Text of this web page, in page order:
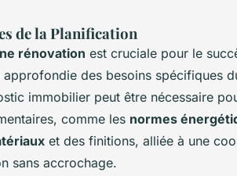
de la Planification
rénovation est cruciale pour le
approfondie des besoins spécifiques
immobilier peut être nécessaire
comme les normes
et des finitions, alliée à une
sans accrochage.